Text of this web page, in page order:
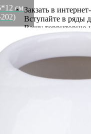
смЗакзать в
Вступайте в ряды
Вашу территорию
Доставка
Мы доставим ваш
Петербургу или
Оплата
Оплатите заказ
деньгами или
Позвоните